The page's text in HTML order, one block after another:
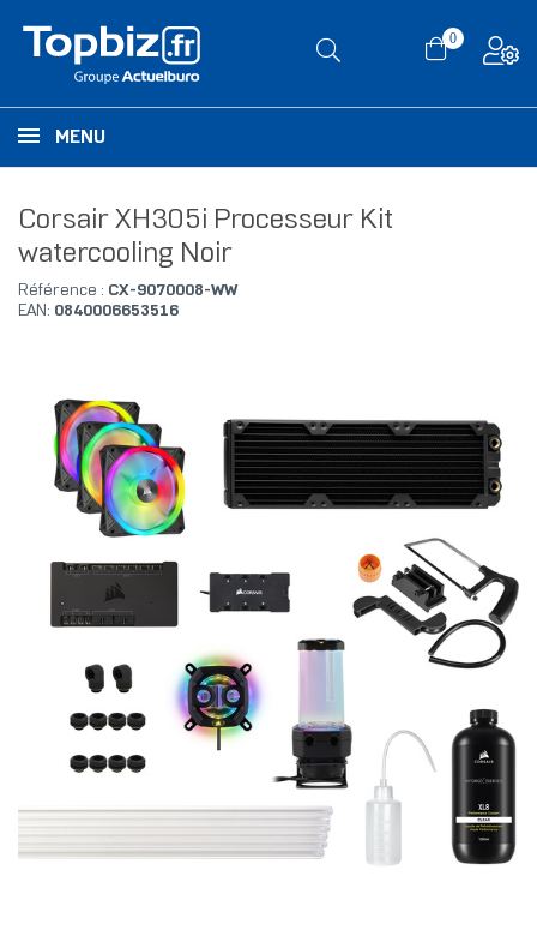
0
MENU
Corsair XH305i Processeur Kit
watercooling Noir
Référence : CX-9070008-WW
EAN: 0840006653516